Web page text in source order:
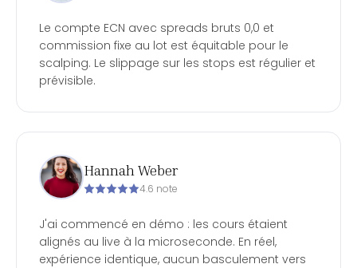
Le compte ECN avec spreads bruts 0,0 et
commission fixe au lot est équitable pour le
scalping. Le slippage sur les stops est régulier et
prévisible.
Hannah Weber
4.6 note
J'ai commencé en démo : les cours étaient
alignés au live à la microseconde. En réel,
expérience identique, aucun basculement vers